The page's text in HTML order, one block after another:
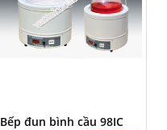
Bếp đun bình cầu 98IC